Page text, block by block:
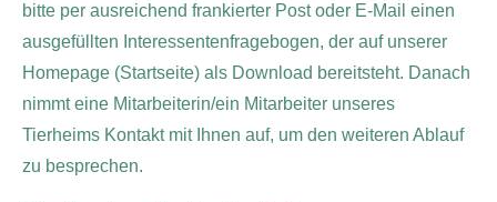
bitte per ausreichend frankierter Post oder E-Mail einen
ausgefüllten Interessentenfragebogen, der auf unserer
Homepage (Startseite) als Download bereitsteht. Danach
nimmt eine Mitarbeiterin/ein Mitarbeiter unseres
Tierheims Kontakt mit Ihnen auf, um den weiteren Ablauf
zu besprechen.